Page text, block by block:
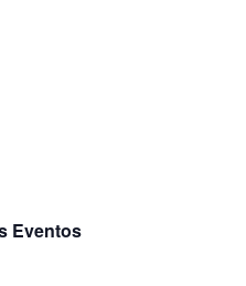
Eventos